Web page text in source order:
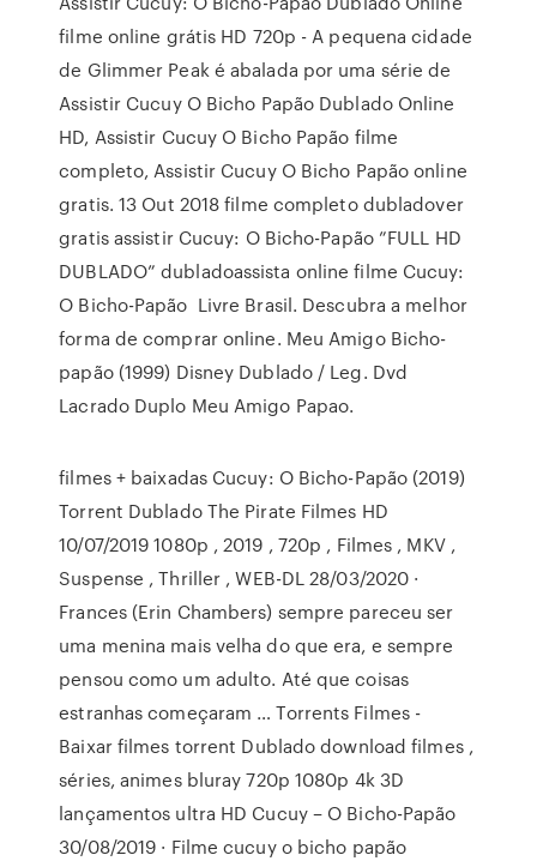
filme online grátis HD 720p - A pequena cidade
de Glimmer Peak é abalada por uma série de
Assistir Cucuy O Bicho Papão Dublado Online
HD, Assistir Cucuy O Bicho Papão filme
completo, Assistir Cucuy O Bicho Papão online
gratis. 13 Out 2018 filme completo dubladover
gratis assistir Cucuy: O Bicho-Papão ”FULL HD
DUBLADO” dubladoassista online filme Cucuy:
O Bicho-Papão Livre Brasil. Descubra a melhor
forma de comprar online. Meu Amigo Bicho-
papão (1999) Disney Dublado / Leg. Dvd
Lacrado Duplo Meu Amigo Papao.
filmes + baixadas Cucuy: O Bicho-Papão (2019)
Torrent Dublado The Pirate Filmes HD
10/07/2019 1080p , 2019 , 720p , Filmes , MKV ,
Suspense , Thriller , WEB-DL 28/03/2020 ·
Frances (Erin Chambers) sempre pareceu ser
uma menina mais velha do que era, e sempre
pensou como um adulto. Até que coisas
estranhas começaram … Torrents Filmes -
Baixar filmes torrent Dublado download filmes ,
séries, animes bluray 720p 1080p 4k 3D
lançamentos ultra HD Cucuy – O Bicho-Papão
30/08/2019 · Filme cucuy o bicho papão